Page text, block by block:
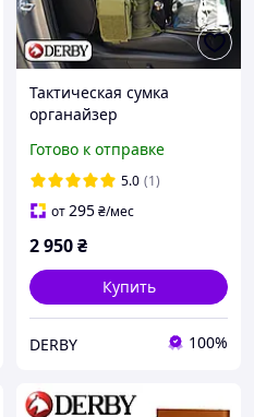
Тактическая сумка
органайзер
мобильный офис в авто
ручная кладь в самолет
карман для ноутбука
Готово к отправке
5.0 (1)
от295₴/мес
2 950₴
Купить
DERBY 100%